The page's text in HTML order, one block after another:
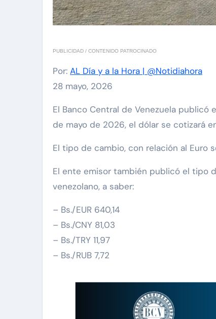
PUBLICIDAD / CONTENIDO PATROCINADO
Por: AL Día y a la Hora | @Notidiahora
28 mayo, 2026
El Banco Central de Venezuela publicó en sus redes sociales al cierre de la jornada de este jueves 28
de mayo de 2026, el dólar se cotizará
El tipo de cambio, con relación al Euro
El ente emisor también publicó el tipo
venezolano, a saber:
– Bs./EUR 640,14
– Bs./CNY 81,03
– Bs./TRY 11,97
– Bs./RUB 7,72